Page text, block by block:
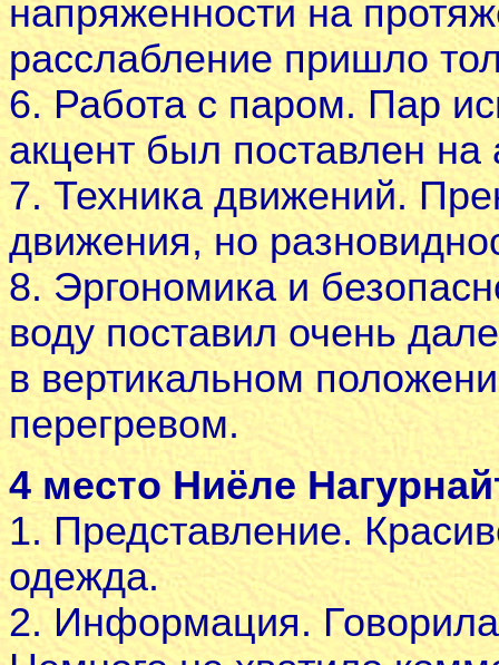
напряженности на
расслабление пришло
6. Работа с паром. Пар
акцент был поставлен
7. Техника движений.
движения, но
8. Эргономика и
воду поставил очень
в вертикальном
перегревом.
4 место Ниёле
1. Представление.
одежда.
2. Информация.